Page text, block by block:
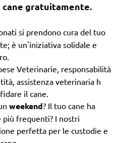
gratuitamente.
si prendono cura del tuo
è un'iniziativa solidale e
Veterinarie, responsabilità
assistenza veterinaria h
il cane.
weekend? Il tuo cane ha
più frequenti? I nostri
perfetta per le custodie e